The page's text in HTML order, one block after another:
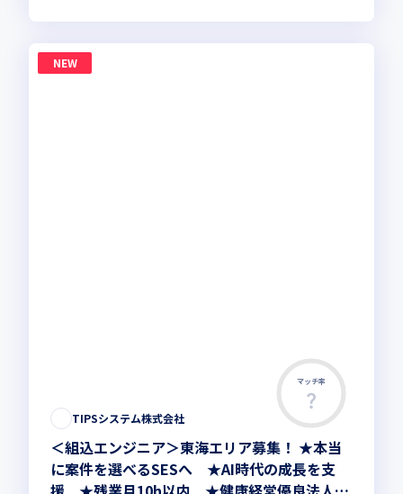
NEW
マッチ率
TIPSシステム株式会社
＜組込エンジニア＞東海エリア募集！ ★本当
に案件を選べるSESへ ★AI時代の成長を支